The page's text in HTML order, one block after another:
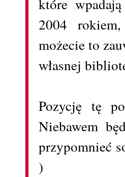
2004
możecie to
własnej
Pozycję tę
Niebawem
przypomnieć
)